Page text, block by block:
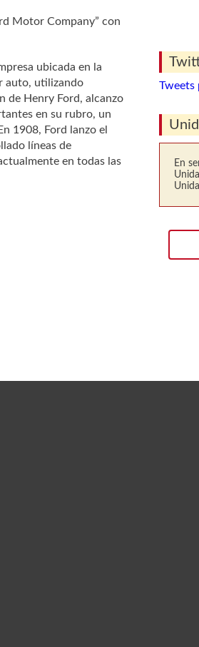
Motor Company” con
ubicada en la
auto, utilizando
de Henry Ford, alcanzo
en su rubro, un
1908, Ford lanzo el
líneas de
en todas las
Tweets
En